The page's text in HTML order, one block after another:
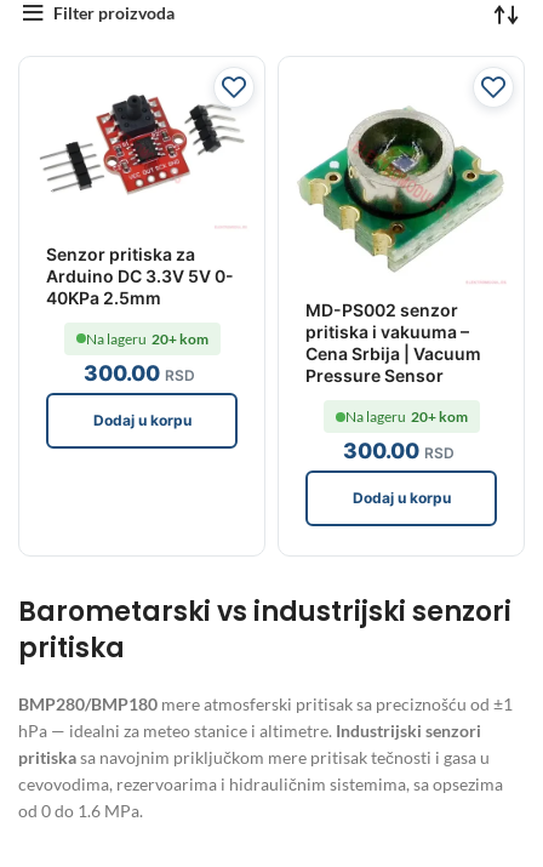
Filter proizvoda
Senzor pritiska za
Arduino DC 3.3V 5V 0-
40KPa 2.5mm
300.00 RSD
Na lageru 20+ kom
Dodaj u korpu
MD-PS002 senzor
pritiska i vakuuma –
Cena Srbija | Vacuum
Pressure Sensor
300.00 RSD
Na lageru 20+ kom
Dodaj u korpu
Barometarski vs industrijski senzori
pritiska
BMP280/BMP180 mere atmosferski pritisak sa preciznošću od ±1
hPa — idealni za meteo stanice i altimetre. Industrijski senzori
pritiskasa navojnim priključkom mere pritisak tečnosti i gasa u
cevovodima, rezervoarima i hidrauličnim sistemima, sa opsezima
od 0 do 1.6 MPa.